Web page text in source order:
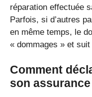
réparation effectuée
Parfois, si d’autres
en même temps, le
« dommages » et suit
Comment
son